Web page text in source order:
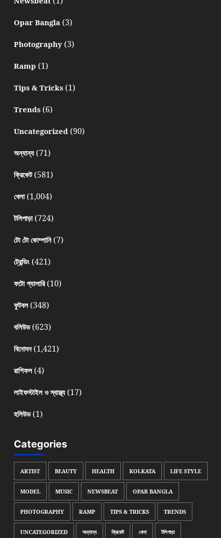
Opar Bangla(3)
Photography(3)
Ramp (1)
Tips & Tricks(1)
Trends(6)
Uncategorized(90)
অন্যান্য(71)
ক্রিকেট(581)
খেলা(1,004)
টলিপাড়া(724)
টো টো কোম্পানি(7)
ট্রেন্ডিং(421)
ফটো গ্যালারি(10)
ফুটবল(348)
বলিউড(623)
বিনোদন(1,421)
রাশিফল(4)
লাইফস্টাইল ও স্বাস্থ্য(17)
হলিউড(1)
Categories
ARTIST BEAUTY HEALTH KOLKATA LIFE STYLE
MODEL MUSIC NEWSBEAT OPAR BANGLA
PHOTOGRAPHY RAMP TIPS & TRICKS TRENDS
UNCATEGORIZED অন্যান্য ক্রিকেট খেলা টলিপাড়া